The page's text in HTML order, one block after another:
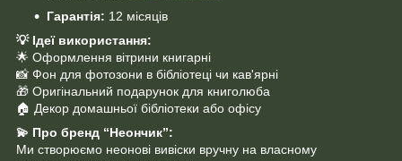
Гарантія: 12 місяців
💡 Ідеї використання:
🌟 Оформлення вітрини книгарні
📸 Фон для фотозони в бібліотеці чи кав'ярні
🎁 Оригінальний подарунок для книголюба
🏠 Декор домашньої бібліотеки або офісу
💫 Про бренд “Неончик”:
Ми створюємо неонові вивіски вручну на власному